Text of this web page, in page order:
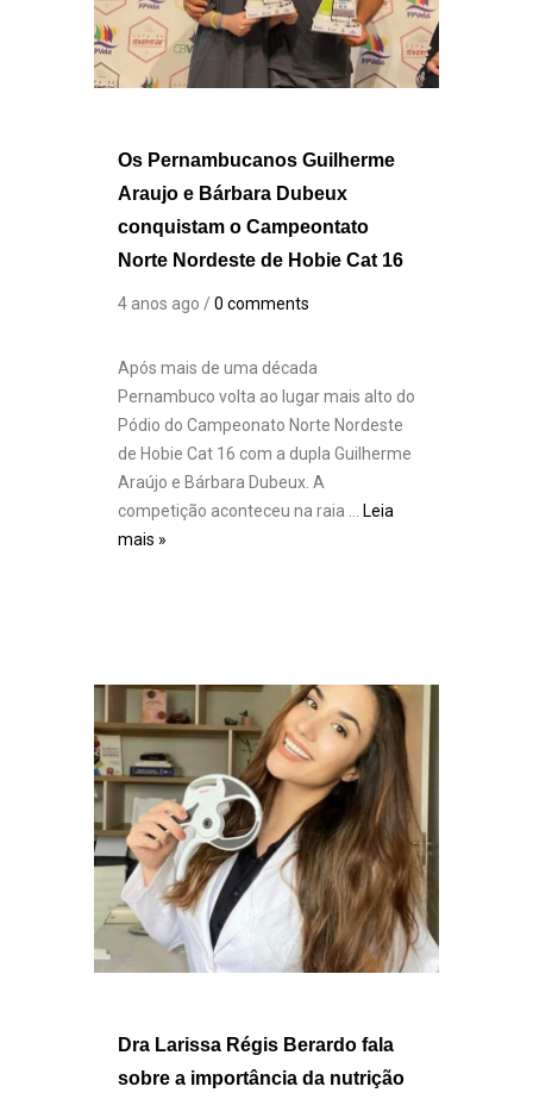
Os Pernambucanos Guilherme
Araujo e Bárbara Dubeux
conquistam o Campeontato
Norte Nordeste de Hobie Cat 16
4 anos ago /0 comments
Após mais de uma década
Pernambuco volta ao lugar mais alto do
Pódio do Campeonato Norte Nordeste
de Hobie Cat 16 com a dupla Guilherme
Araújo e Bárbara Dubeux. A
competição aconteceu na raia …
Leia
mais »
Dra Larissa Régis Berardo fala
sobre a importância da nutrição